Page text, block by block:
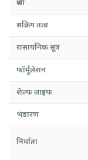
श्रेणी
सक्रिय तत्व
रासायनिक सूत्र
फॉर्मूलेशन
शेल्फ लाइफ
भंडारण
निर्माता